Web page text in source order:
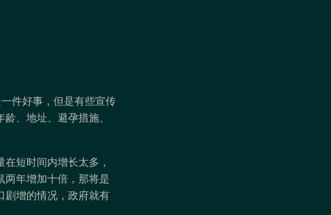
件好事，但是有些宣传
、地址、避孕措施、
短时间内增长太多，
两年增加十倍，那将是
剧增的情况，政府就有